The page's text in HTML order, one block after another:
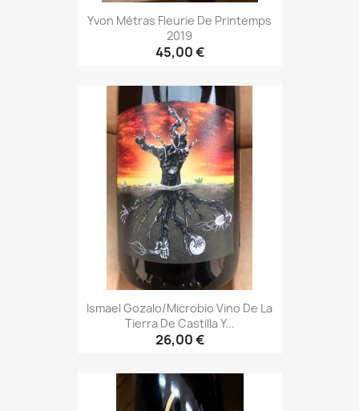
Yvon Métras Fleurie De Printemps
2019
45,00 €
Ismael Gozalo/Microbio Vino De La
Tierra De Castilla Y...
26,00 €